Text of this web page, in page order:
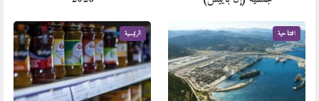
افتتاحية الرئيسية